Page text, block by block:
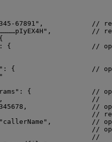
67891" , //
" , //
: { //
: { //
"
: { //
, //
, //
//
" callerName " , //
//
//